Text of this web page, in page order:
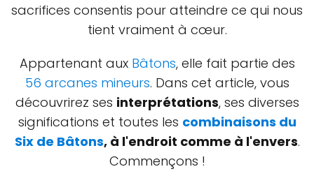
sacrifices consentis pour atteindre ce qui nous
tient vraiment à cœur.
Appartenant aux Bâtons, elle fait partie des
56 arcanes mineurs. Dans cet article, vous
découvrirez ses interprétations, ses diverses
significations et toutes les combinaisons du
Six de Bâtons, à l'endroit comme à l'envers.
Commençons !